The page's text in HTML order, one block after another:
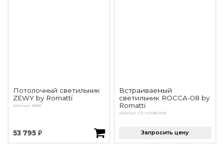
Потолочный светильник
ZEWY by Romatti
Артикул: 8886
53 795 ₽
Встраиваемый
светильник ROCCA-08 by
Romatti
Артикул: CZ-MZ08/10W
Запросить цену